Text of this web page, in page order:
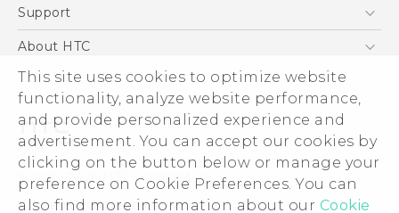
This site uses cookies to optimize website
functionality, analyze website performance,
and provide personalized experience and
advertisement. You can accept our cookies by
clicking on the button below or manage your
preference on Cookie Preferences. You can
also find more information about our Cookie
EXODUS
VIVE
HTC Dev
Support
ПОДДЕРЖКА
About HTC
ESG
Инвестирование
Политика конфиденциальности
Безопасность продуктов
Вакансии
© 2011-2026 HTC Corporation
Условия использования.